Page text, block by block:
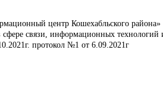
центр Кошехабльского района»
связи, информационных
протокол №1 от 6.09.2021г